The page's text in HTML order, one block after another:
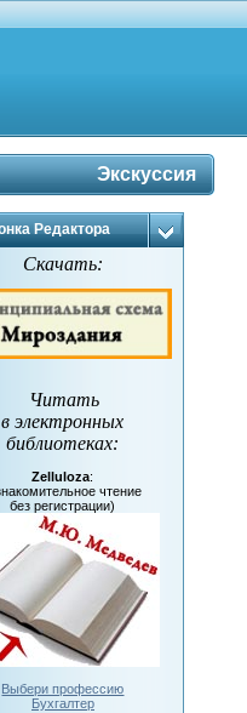
Экскуссия
Редактора
Скачать:
Читать
в электронных
библиотеках:
Zelluloza:
чтение
без регистрации)
Выбери профессию
Бухгалтер